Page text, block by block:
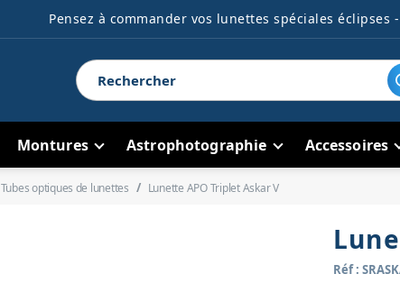
Pensez à commander vos lunettes spéciales éclipses
Montures Astrophotographie Accessoires
Tubes optiques de lunettes Lunette APO Triplet Askar V
Réf :